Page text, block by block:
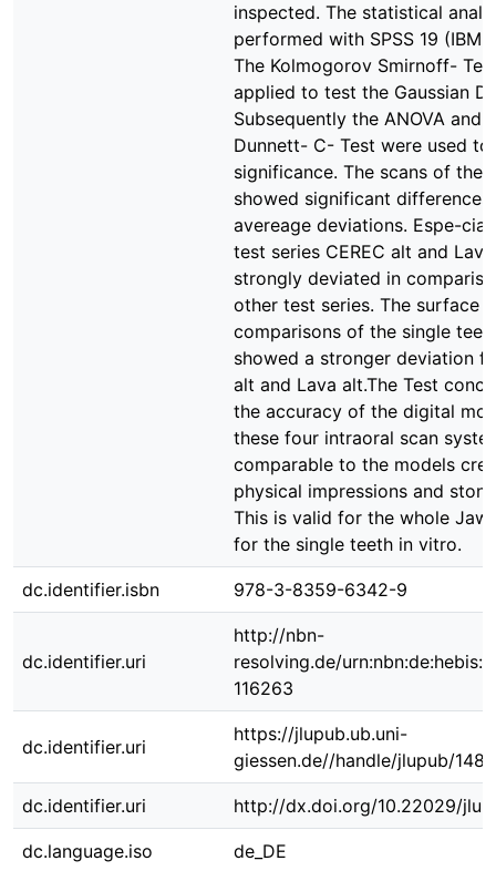
inspected. The statistical
performed with SPSS 19 (IBM,
The Kolmogorov Smirnoff-
applied to test the Gaussian
Subsequently the ANOVA and
Dunnett- C- Test were used
significance. The scans of the
showed significant differences
avereage deviations. Espe-
test series CEREC alt and
strongly deviated in
other test series. The surface
comparisons of the single
showed a stronger deviation
alt and Lava alt.The Test
the accuracy of the digital
these four intraoral scan
comparable to the models
physical impressions and
This is valid for the whole Jaw
for the single teeth in vitro.
dc.identifier.isbn 978-3-8359-6342-9
dc.identifier.uri
http://nbn-
resolving.de/
116263
dc.identifier.uri
https://jlupub.ub.uni-
giessen.de//handle/jlupub/
dc.identifier.uri http://dx.doi.org/10.22029/
dc.language.iso de_DE